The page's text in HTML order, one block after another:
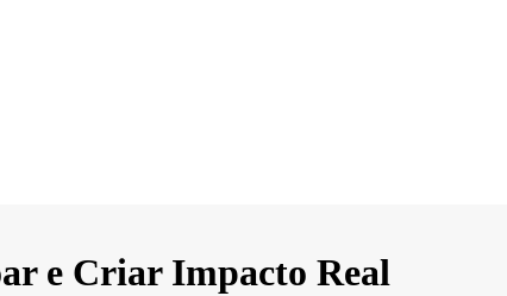
e Criar Impacto Real